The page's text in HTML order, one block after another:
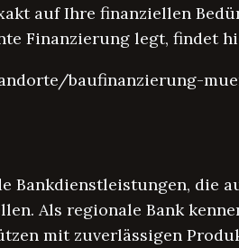
auf Ihre finanziellen
Finanzierung legt, findet
baufinanzierung-
Bankdienstleistungen, die
Als regionale Bank
mit zuverlässigen